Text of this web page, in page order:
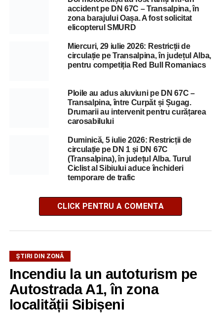
accident pe DN 67C – Transalpina, în
zona barajului Oașa. A fost solicitat
elicopterul SMURD
Miercuri, 29 iulie 2026: Restricții de
circulație pe Transalpina, în județul Alba,
pentru competiția Red Bull Romaniacs
Ploile au adus aluviuni pe DN 67C –
Transalpina, între Curpăt și Șugag.
Drumarii au intervenit pentru curățarea
carosabilului
Duminică, 5 iulie 2026: Restricții de
circulație pe DN 1 și DN 67C
(Transalpina), în județul Alba. Turul
Ciclist al Sibiului aduce închideri
temporare de trafic
CLICK PENTRU A COMENTA
ȘTIRI DIN ZONĂ
Incendiu la un autoturism pe
Autostrada A1, în zona
localității Sibișeni